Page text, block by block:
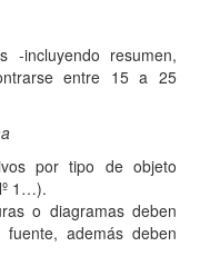
-incluyendo resumen,
entre 15 a 25
por tipo de objeto
1…).
o diagramas deben
además deben